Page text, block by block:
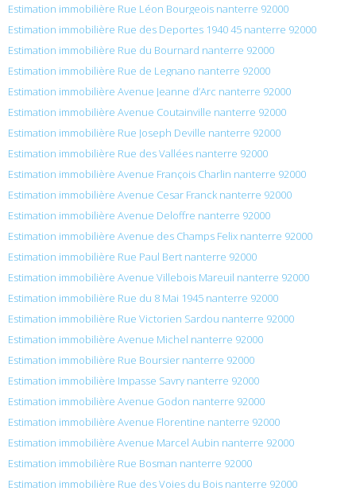
Estimation immobilière Rue Léon Bourgeois nanterre 92000
Estimation immobilière Rue des Deportes 1940 45 nanterre 92000
Estimation immobilière Rue du Bournard nanterre 92000
Estimation immobilière Rue de Legnano nanterre 92000
Estimation immobilière Avenue Jeanne d’Arc nanterre 92000
Estimation immobilière Avenue Coutainville nanterre 92000
Estimation immobilière Rue Joseph Deville nanterre 92000
Estimation immobilière Rue des Vallées nanterre 92000
Estimation immobilière Avenue François Charlin nanterre 92000
Estimation immobilière Avenue Cesar Franck nanterre 92000
Estimation immobilière Avenue Deloffre nanterre 92000
Estimation immobilière Avenue des Champs Felix nanterre 92000
Estimation immobilière Rue Paul Bert nanterre 92000
Estimation immobilière Avenue Villebois Mareuil nanterre 92000
Estimation immobilière Rue du 8 Mai 1945 nanterre 92000
Estimation immobilière Rue Victorien Sardou nanterre 92000
Estimation immobilière Avenue Michel nanterre 92000
Estimation immobilière Rue Boursier nanterre 92000
Estimation immobilière Impasse Savry nanterre 92000
Estimation immobilière Avenue Godon nanterre 92000
Estimation immobilière Avenue Florentine nanterre 92000
Estimation immobilière Avenue Marcel Aubin nanterre 92000
Estimation immobilière Rue Bosman nanterre 92000
Estimation immobilière Rue des Voies du Bois nanterre 92000